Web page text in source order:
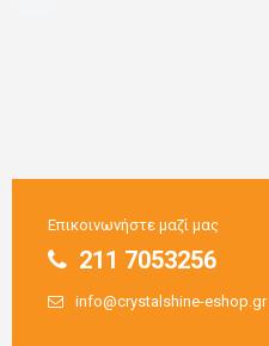
Επικοινωνήστε μαζί μας
211 7053256
info@crystalshine-eshop.gr